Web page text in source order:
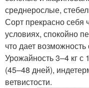
среднерослые,
Сорт прекрасно себя
условиях, спокойно
что дает
Урожайность 3–4 кг с
(45–48 дней),
ветвистости.